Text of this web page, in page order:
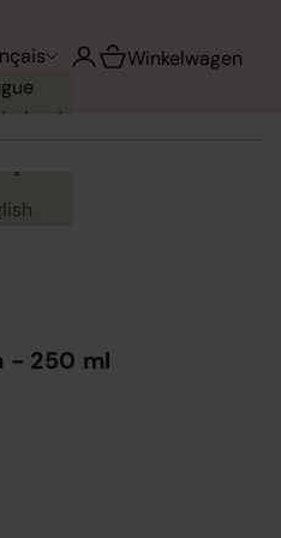
Ouvrir le compte
Voir le panier
Winkelwagen
- 250 ml